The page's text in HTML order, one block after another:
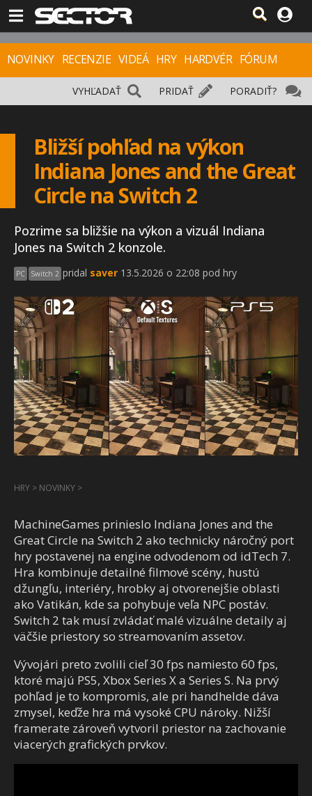
NOVINKY RECENZIE VIDEÁ HRY HARDVÉR FÓRUM
PORADIŤ?
PRIDAŤ
VYHĽADAŤ
Bližší pohľad na výkon
Indiana Jones and the Great
Circle na Switch 2
Pozrime sa bližšie na výkon a vizuál Indiana
Jones na Switch 2 konzole.
PC Switch 2 pridal saver 13.5.2026 o 22:08 pod hry
HRY > NOVINKY >
MachineGames prinieslo Indiana Jones and the
Great Circle na Switch 2 ako technicky náročný port
hry postavenej na engine odvodenom od idTech 7.
Hra kombinuje detailné filmové scény, hustú
džungľu, interiéry, hrobky aj otvorenejšie oblasti
ako Vatikán, kde sa pohybuje veľa NPC postáv.
Switch 2 tak musí zvládať malé vizuálne detaily aj
väčšie priestory so streamovaním assetov.
Vývojári preto zvolili cieľ 30 fps namiesto 60 fps,
ktoré majú PS5, Xbox Series X a Series S. Na prvý
pohľad je to kompromis, ale pri handhelde dáva
zmysel, keďže hra má vysoké CPU nároky. Nižší
framerate zároveň vytvoril priestor na zachovanie
viacerých grafických prvkov.